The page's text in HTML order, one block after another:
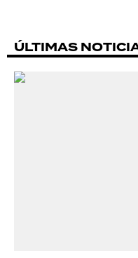
ÚLTIMAS